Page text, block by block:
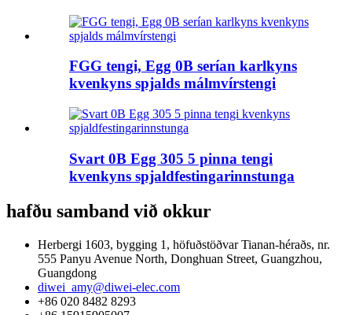
FGG tengi, Egg 0B serían karlkyns
kvenkyns spjalds málmvírstengi
Svart 0B Egg 305 5 pinna tengi
kvenkyns spjaldfestingarinnstunga
hafðu samband við okkur
Herbergi 1603, bygging 1, höfuðstöðvar Tianan-héraðs, nr.
555 Panyu Avenue North, Donghuan Street, Guangzhou,
Guangdong
diwei_amy@diwei-elec.com
+86 020 8482 8293